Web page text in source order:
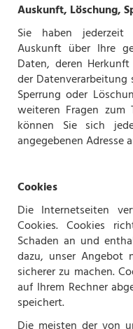
Auskunft, Löschung,
Sie haben
Auskunft über Ihre
Daten, deren
der
Sperrung oder
weiteren Fragen zum
können Sie sich
angegebenen Adresse
Cookies
Die Internetseiten
Cookies. Cookies
Schaden an und
dazu, unser Angebot
sicherer zu machen.
auf Ihrem Rechner
speichert.